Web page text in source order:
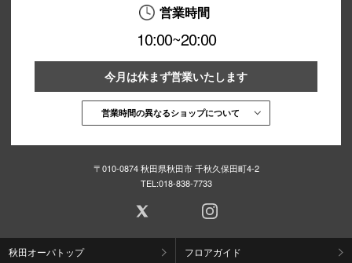
営業時間
10:00~20:00
今月は休まず営業いたします
営業時間の異なるショップについて
〒010-0874 秋田県秋田市 千秋久保田町4-2
TEL:018-838-7733
秋田オーパトップ フロアガイド